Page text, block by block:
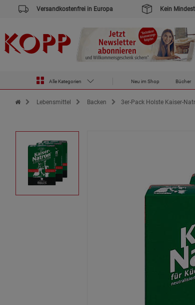
Versandkostenfrei in Europa Kein
Alle Kategorien Neu im Shop Bücher
Zur Startseite des Kopp Verlag Online-Shop
Lebensmittel Backen 3er-Pack Holste Kaiser-